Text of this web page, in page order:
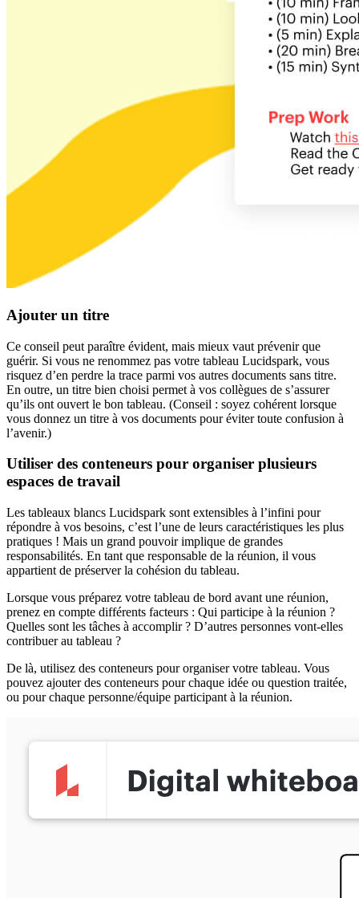
Ajouter un titre
Ce conseil peut paraître évident, mais mieux vaut prévenir que
guérir. Si vous ne renommez pas votre tableau Lucidspark, vous
risquez d’en perdre la trace parmi vos autres documents sans titre.
En outre, un titre bien choisi permet à vos collègues de s’assurer
qu’ils ont ouvert le bon tableau. (Conseil : soyez cohérent lorsque
vous donnez un titre à vos documents pour éviter toute confusion à
l’avenir.)
Utiliser des conteneurs pour organiser plusieurs
espaces de travail
Les tableaux blancs Lucidspark sont extensibles à l’infini pour
répondre à vos besoins, c’est l’une de leurs caractéristiques les plus
pratiques ! Mais un grand pouvoir implique de grandes
responsabilités. En tant que responsable de la réunion, il vous
appartient de préserver la cohésion du tableau.
Lorsque vous préparez votre tableau de bord avant une réunion,
prenez en compte différents facteurs : Qui participe à la réunion ?
Quelles sont les tâches à accomplir ? D’autres personnes vont-elles
contribuer au tableau ?
De là, utilisez des conteneurs pour organiser votre tableau. Vous
pouvez ajouter des conteneurs pour chaque idée ou question traitée,
ou pour chaque personne/équipe participant à la réunion.